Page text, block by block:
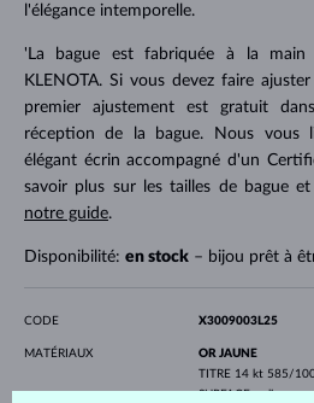
l'élégance intemporelle.
'La bague est fabriquée à la main
KLENOTA. Si vous devez faire
premier ajustement est gratuit
réception de la bague. Nous vous
élégant écrin accompagné d'un
savoir plus sur les tailles de bague
notre guide.
Disponibilité: en stock– bijou prêt à
CODE X3009003L25
MATÉRIAUX
OR JAUNE
TITRE 14 kt 585/
SURFACEpolie